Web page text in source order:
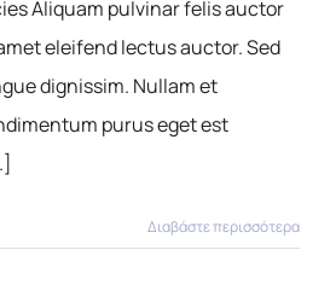
Aliquam pulvinar felis auctor
eleifend lectus auctor. Sed
dignissim. Nullam et
purus eget est
Διαβάστε περισσότερα